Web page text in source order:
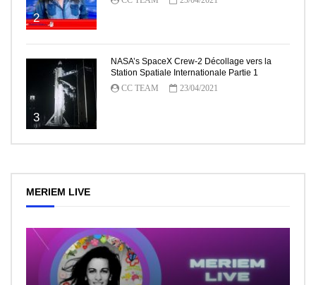
2
3
NASA’s SpaceX Crew-2 Décollage vers la
Station Spatiale Internationale Partie 1
CC TEAM
23/04/2021
MERIEM LIVE